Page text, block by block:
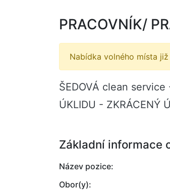
PRACOVNÍK/
Nabídka volného místa
ŠEDOVÁ clean
ÚKLIDU - ZKRÁCENÝ
Základní informace
Název pozice:
Obor(y):